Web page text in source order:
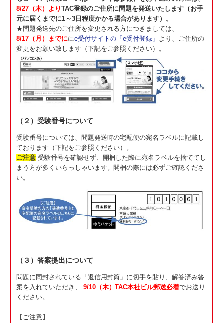
8/27（木）よりTAC登録のご住所に問題を発送いたします（お手
元に届くまでに1～3日程度かかる場合があります）。
★問題発送先のご住所を変更される方につきましては、
8/17（月）までににe受付サイトの「e受付登録」 より、ご住所の
変更をお願い致します（下記をご参照ください）。
（２）受験番号について
受験番号については、問題発送時の宅配便の宛名ラベルに記載し
ております（下記をご参照ください）。
ご注意 受験番号を確認せず、開梱した際に宛名ラベルを捨ててし
まう方が多くいらっしゃいます。開梱の際には必ずご確認くださ
い。
（３）答案提出について
問題に同封されている「返信用封筒」に切手を貼り、解答済み答
案を入れていただき、 9/10（木）TAC本社ビル郵送必着でお送り
ください。
【ご注意】